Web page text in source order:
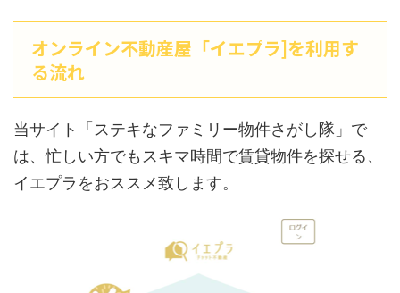
オンライン不動産屋「イエプラ]を利用す
る流れ
当サイト「ステキなファミリー物件さがし隊」で
は、忙しい方でもスキマ時間で賃貸物件を探せる、
イエプラをおススメ致します。